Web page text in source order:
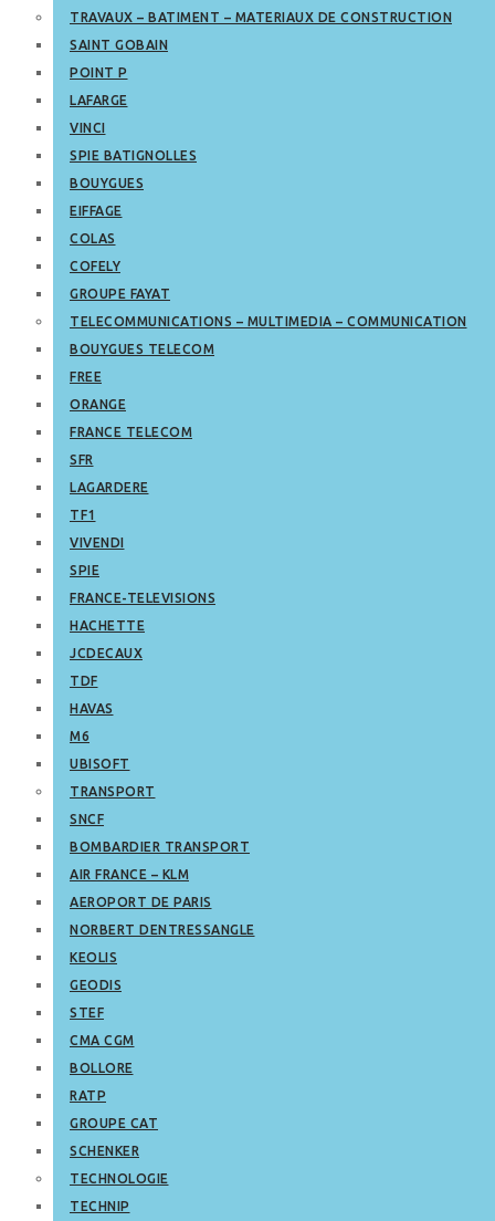
TRAVAUX – BATIMENT – MATERIAUX DE CONSTRUCTION
SAINT GOBAIN
POINT P
LAFARGE
VINCI
SPIE BATIGNOLLES
BOUYGUES
EIFFAGE
COLAS
COFELY
GROUPE FAYAT
TELECOMMUNICATIONS – MULTIMEDIA – COMMUNICATION
BOUYGUES TELECOM
FREE
ORANGE
FRANCE TELECOM
SFR
LAGARDERE
TF1
VIVENDI
SPIE
FRANCE-TELEVISIONS
HACHETTE
JCDECAUX
TDF
HAVAS
M6
UBISOFT
TRANSPORT
SNCF
BOMBARDIER TRANSPORT
AIR FRANCE – KLM
AEROPORT DE PARIS
NORBERT DENTRESSANGLE
KEOLIS
GEODIS
STEF
CMA CGM
BOLLORE
RATP
GROUPE CAT
SCHENKER
TECHNOLOGIE
TECHNIP